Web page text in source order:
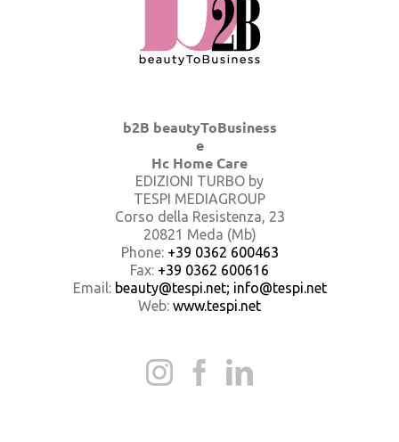
b2B beautyToBusiness
e
Hc Home Care
EDIZIONI TURBO by
TESPI MEDIAGROUP
Corso della Resistenza, 23
20821 Meda (Mb)
Phone: +39 0362 600463
Fax: +39 0362 600616
Email: beauty@tespi.net; info@tespi.net
Web: www.tespi.net